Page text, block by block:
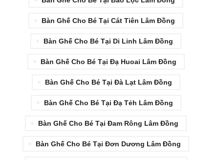
Bàn Ghế Cho Bé Tại Cát Tiên Lâm Đồng
Bàn Ghế Cho Bé Tại Di Linh Lâm Đồng
Bàn Ghế Cho Bé Tại Đạ Huoai Lâm Đồng
Bàn Ghế Cho Bé Tại Đà Lạt Lâm Đồng
Bàn Ghế Cho Bé Tại Đạ Tẻh Lâm Đồng
Bàn Ghế Cho Bé Tại Đam Rông Lâm Đồng
Bàn Ghế Cho Bé Tại Đơn Dương Lâm Đồng